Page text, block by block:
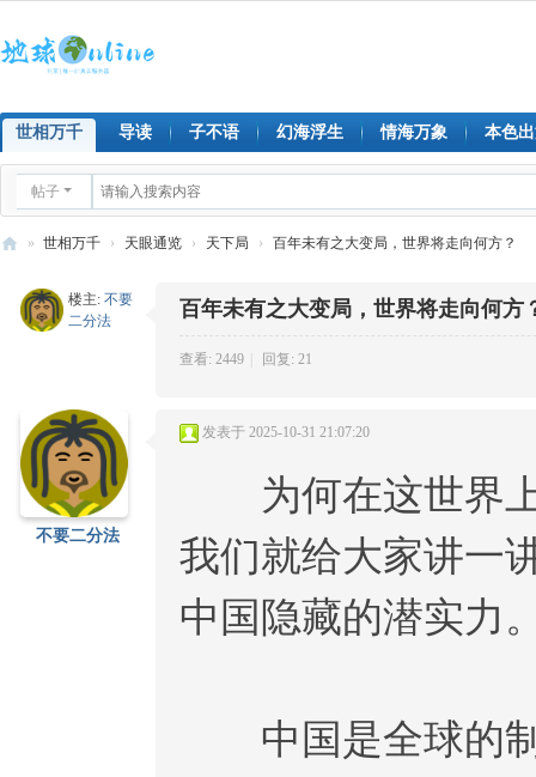
世相万千 导读 子不语 幻海浮生 情海万象 本色
帖子
» 世相万千 › 天眼通览 › 天下局 › 百年未有之大变局，世界将走向何方？
楼主: 不要
二分法
百年未有之大变局，世界将走向何方
查看: 2449 回复: 21
不要二分法
发表于 2025-10-31 21:07:20
为何在这世界上
我们就给大家讲一
中国隐藏的潜实力
中国是全球的制